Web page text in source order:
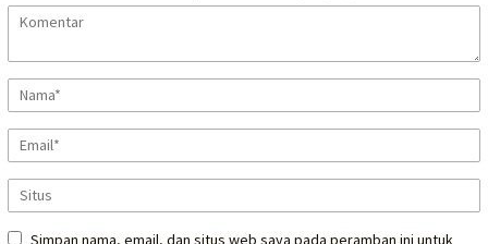
Simpan nama, email, dan situs web saya pada peramban ini untuk